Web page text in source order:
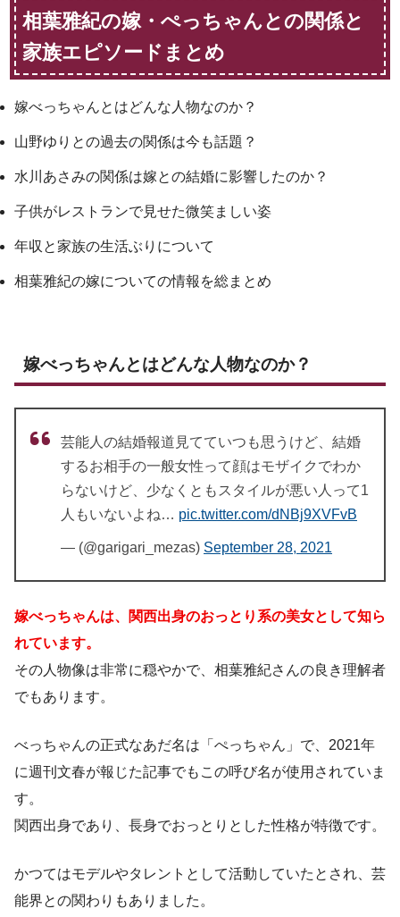
相葉雅紀の嫁・ぺっちゃんとの関係と
家族エピソードまとめ
嫁べっちゃんとはどんな人物なのか？
山野ゆりとの過去の関係は今も話題？
水川あさみの関係は嫁との結婚に影響したのか？
子供がレストランで見せた微笑ましい姿
年収と家族の生活ぶりについて
相葉雅紀の嫁についての情報を総まとめ
嫁べっちゃんとはどんな人物なのか？
芸能人の結婚報道見てていつも思うけど、結婚
するお相手の一般女性って顔はモザイクでわか
らないけど、少なくともスタイルが悪い人って1
人もいないよね… pic.twitter.com/dNBj9XVFvB
— (@garigari_mezas) September 28, 2021
嫁べっちゃんは、関西出身のおっとり系の美女として知ら
れています。
その人物像は非常に穏やかで、相葉雅紀さんの良き理解者
でもあります。
べっちゃんの正式なあだ名は「ぺっちゃん」で、2021年
に週刊文春が報じた記事でもこの呼び名が使用されていま
す。
関西出身であり、長身でおっとりとした性格が特徴です。
かつてはモデルやタレントとして活動していたとされ、芸
能界との関わりもありました。